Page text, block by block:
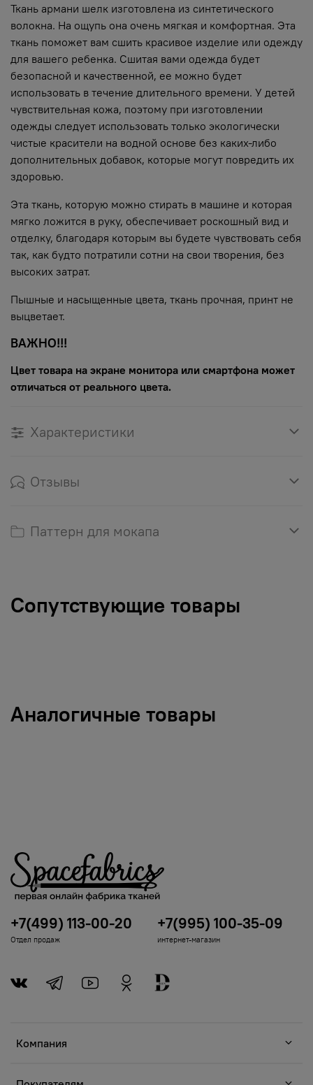
Ткань армани шелк изготовлена из синтетического
волокна. На ощупь она очень мягкая и комфортная. Эта
ткань поможет вам сшить красивое изделие или одежду
для вашего ребенка. Сшитая вами одежда будет
безопасной и качественной, ее можно будет
использовать в течение длительного времени. У детей
чувствительная кожа, поэтому при изготовлении
одежды следует использовать только экологически
чистые красители на водной основе без каких-либо
дополнительных добавок, которые могут повредить их
здоровью.
Эта ткань, которую можно стирать в машине и которая
мягко ложится в руку, обеспечивает роскошный вид и
отделку, благодаря которым вы будете чувствовать себя
так, как будто потратили сотни на свои творения, без
высоких затрат.
Пышные и насыщенные цвета, ткань прочная, принт не
выцветает.
ВАЖНО!!!
Цвет товара на экране монитора или смартфона может
отличаться от реального цвета.
Характеристики
Отзывы
Паттерн для мокапа
Сопутствующие товары
Аналогичные товары
Компания
+7(499) 113-00-20
Отдел продаж
+7(995) 100-35-09
интернет-магазин